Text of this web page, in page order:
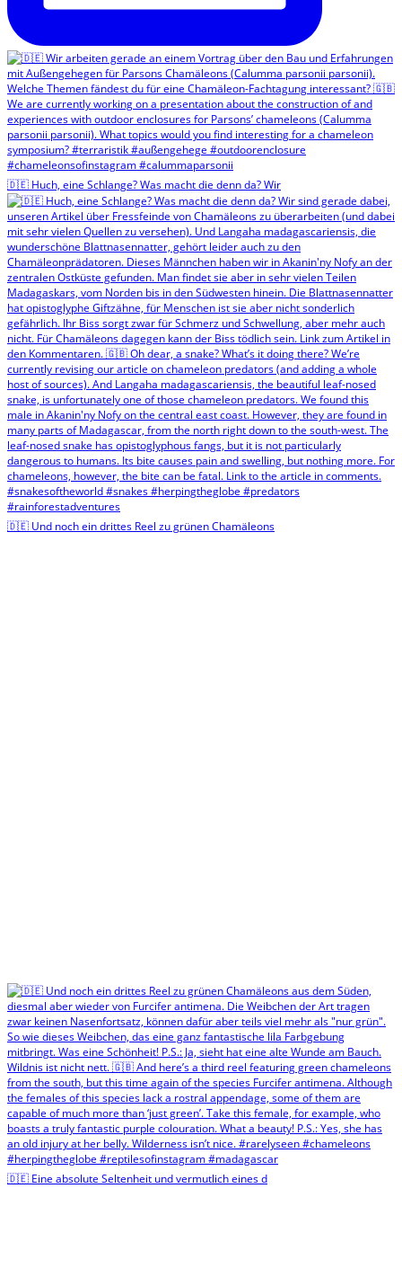
🇩🇪 Huch, eine Schlange? Was macht die denn da? Wir
🇩🇪 Und noch ein drittes Reel zu grünen Chamäleons
🇩🇪 Eine absolute Seltenheit und vermutlich eines d